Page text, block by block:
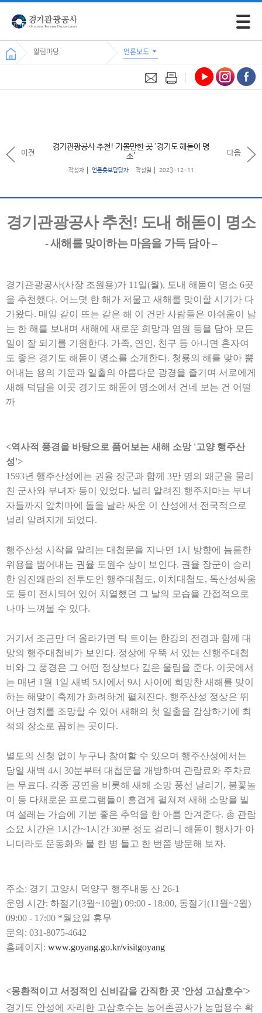
모바일
알림마당 언론보도
경기관광공사 추천! 가볼만한 곳 '경기도 해돋이 명
소'
작성자 언론홍보담당자 작성일 2023-12-11
이전 다음
경기관광공사 추천! 도내 해돋이 명소
-새해를 맞이하는 마음을 가득 담아–
경기관광공사(사장 조원용)가 11 일(월), 도내 해돋이 명소 6곳
을 추천했다. 어느덧 한 해가 저물고 새해를 맞이할 시기가 다
가왔다. 매일 같이 뜨는 같은 해 이 건만 사람들은 아쉬움이 남
는 한 해를 보내며 새해에 새로운 희망과 염원 등을 담아 모든
일이 잘 되기를 기원한다. 가족, 연인 , 친구 등 아니면 혼자여
도 좋은 경기도 해돋이 명소를 소개한다. 청룡의 해를 맞아 뿜
어내는 용의 기운과 일출의 아름다운 광경을 즐기며 서로에게
새해 덕담을 이곳 경기도 해돋이 명소에서 건네 보는 건 어떨
까
<역사적 풍경을 바탕으로 품어보는 새해 소망 '고양 행주산
성'>
1593년 행주산성에는 권율 장군과 함께 3만 명의 왜군을 물리
친 군사와 부녀자 등이 있었다. 널리 알려진 행주치마는 부녀
자들까지 앞치마에 돌을 날라 싸운 이 산성에서 전국적으로
널리 알려지게 되었다.
행주산성 시작을 알리는 대첩문을 지나면 1 시 방향에 늠름한
위용을 뿜어내는 권율 도원수 상이 보인다. 권율 장군이 승리
한 임진왜란의 전투도인 행주대첩도, 이치대첩도, 독산성싸움
도 등이 전시되어 있어 치열했던 그 날의 모습을 간접적으로
나마 느껴볼 수 있다.
거기서 조금만 더 올라가면 탁 트이는 한강의 전경과 함께 대
망의 행주대첩비가 보인다. 정상에 우뚝 서 있는 신행주대첩
비와 그 풍경은 그 어떤 정상보다 깊은 울림을 준다. 이곳에서
는 매년 1 월 1 일 새벽 5시에서 9시 사이에 희망찬 새해를 맞이
하는 해맞이 축제가 화려하게 펼쳐진다. 행주산성 정상은 뛰
어난 경치를 조망할 수 있어 새해의 첫 일출을 감상하기에 최
적의 장소로 꼽히는 곳이다.
별도의 신청 없이 누구나 참여할 수 있으며 행주산성에서는
당일 새벽 4시 30분부터 대첩문을 개방하며 관람료와 주차료
는 무료다. 각종 공연을 비롯해 새해 소망 풍선 날리기 , 불꽃놀
이 등 다채로운 프로그램들이 흥겹게 펼쳐져 새해 소망을 빌
며 설레는 가슴에 기분 좋은 추억을 한 아름 안겨준다. 총 관람
소요 시간은 1 시간~1 시간 30분 정도 걸리니 해돋이 행사가 아
니더라도 운동화와 물 한 병 들고 한 번쯤 방문해 보자.
주소: 경기 고양시 덕양구 행주내동 산 26-1
운영 시간: 하절기 (3월~10월) 09:00 - 18:00, 동절기 (11 월~2월)
09:00 - 17:00 *월요일 휴무
문의 : 031-8075-4642
홈페이지 : www.goyang.go.kr/visitgoyang
<몽환적이고 서정적인 신비감을 간직한 곳 '안성 고삼호수'>
경기도 안성에 자리한 고삼호수는 농어촌공사가 농업용수 확